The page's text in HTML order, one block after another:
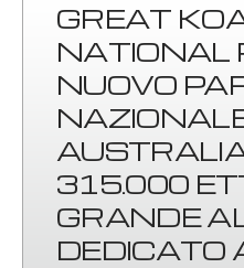
GREAT
NATIONAL
NUOVO
315.000
GRANDE
DEDICATO